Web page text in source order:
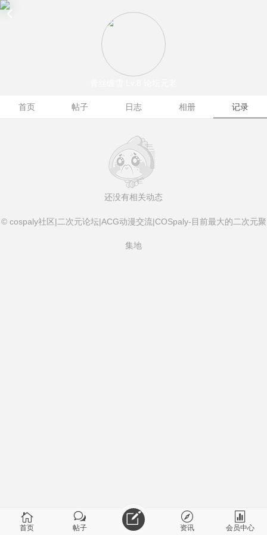
首页 帖子 日志 相册 记录
还没有相关动态
© cospaly社区|二次元论坛|ACG动漫交流|COSpaly-目前最大的二次元聚
集地
首页 帖子 资讯 会员中心